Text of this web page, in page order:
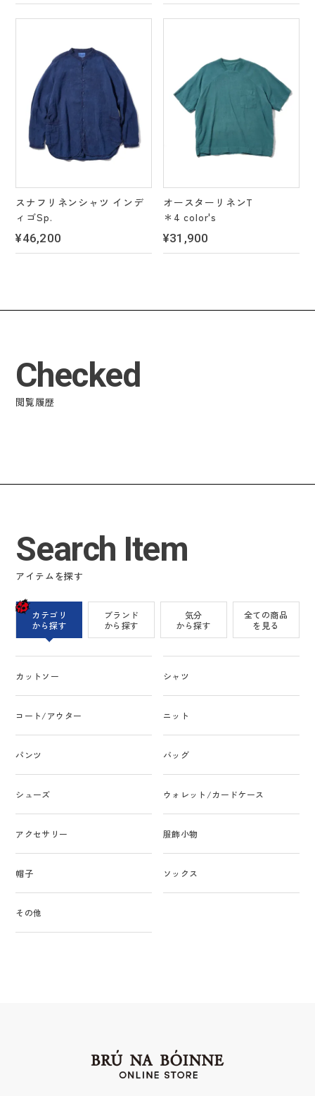
スナフリネンシャツ インデ
ィゴSp.
¥46,200
オースターリネンT
＊4 color's
¥31,900
Checked
閲覧履歴
Search Item
アイテムを探す
カテゴリ
から探す
ブランド
から探す
気分
から探す
全ての商品
を見る
カットソー シャツ
コート/アウター ニット
パンツ バッグ
シューズ ウォレット/カードケース
アクセサリー 服飾小物
帽子 ソックス
その他